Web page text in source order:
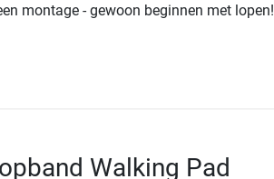
montage - gewoon beginnen met lopen!
Walking Pad